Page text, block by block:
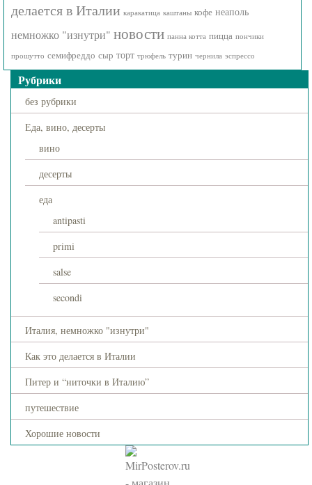
делается в Италии каракатица каштаны кофе неаполь
немножко "изнутри" новости панна котта пицца пончики
прошутто семифреддо сыр торт трюфель турин чернила эспрессо
Рубрики
без рубрики
Еда, вино, десерты
вино
десерты
еда
antipasti
primi
salse
secondi
Италия, немножко "изнутри"
Как это делается в Италии
Питер и “ниточки в Италию”
путешествие
Хорошие новости